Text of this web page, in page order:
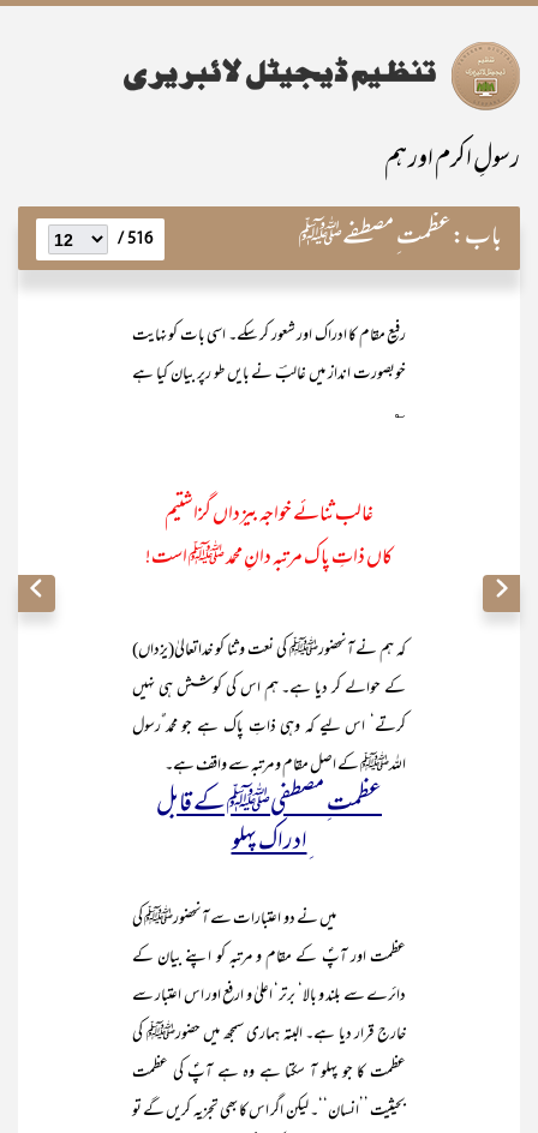
رسولِ اکرم اور ہم
باب:عظمت ِ مصطفےﷺ 516 /
رفیع مقام کا ادراک اور شعور کر سکے۔ اسی بات کو نہایت
خوبصورت انداز میں غالبؔ نے بایں طو رپر بیان کیا ہے
؎
غالب ثنائے خواجہ بیزداں گزاشتیم
کاں ذاتِ پاک مرتبہ دانِ محمد ﷺ است!
کہ ہم نے آنحضورﷺ کی نعت و ثنا کو خداتعالیٰ(یزداں)
کے حوالے کر دیا ہے۔ ہم اس کی کوشش ہی نہیں
کرتے‘ اس لیے کہ وہی ذاتِ پاک ہے جو محمد ٌرسول
اللہﷺ کے اصل مقام و مرتبہ سے واقف ہے۔
عظمت ِ مصطفیﷺ کے قابل
ِادراک پہلو
میں نے دو اعتبارات سے آنحضورﷺ کی
عظمت اور آپؐ کے مقام و مرتبہ کو اپنے بیان کے
دائرے سے بلند و بالا‘ برتر‘ اعلیٰ و ارفع اور اس اعتبار سے
خارج قرار دیا ہے۔ البتہ ہماری سمجھ میں حضورﷺ کی
عظمت کا جو پہلو آ سکتا ہے وہ ہے آپؐ کی عظمت
بحیثیت ’’انسان‘‘۔ لیکن اگر اس کا بھی تجزیہ کریں گے تو